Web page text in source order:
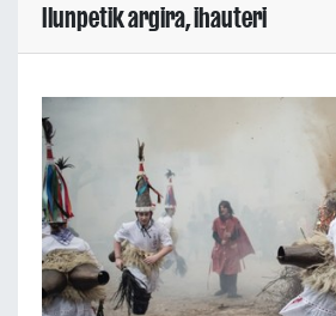
Ilunpetik argira, ihauteri